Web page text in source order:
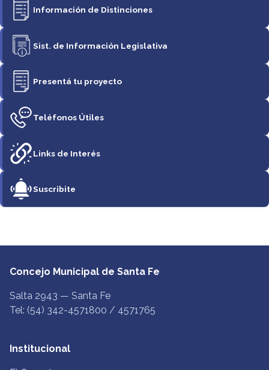
Información de Distinciones
Sist. de Información Legislativa
Presentá tu proyecto
Teléfonos Útiles
Links de Interés
Suscribite
Concejo Municipal de Santa Fe
Salta 2943 — Santa Fe
Tel: (54) 342-4571800 / 4571765
Institucional